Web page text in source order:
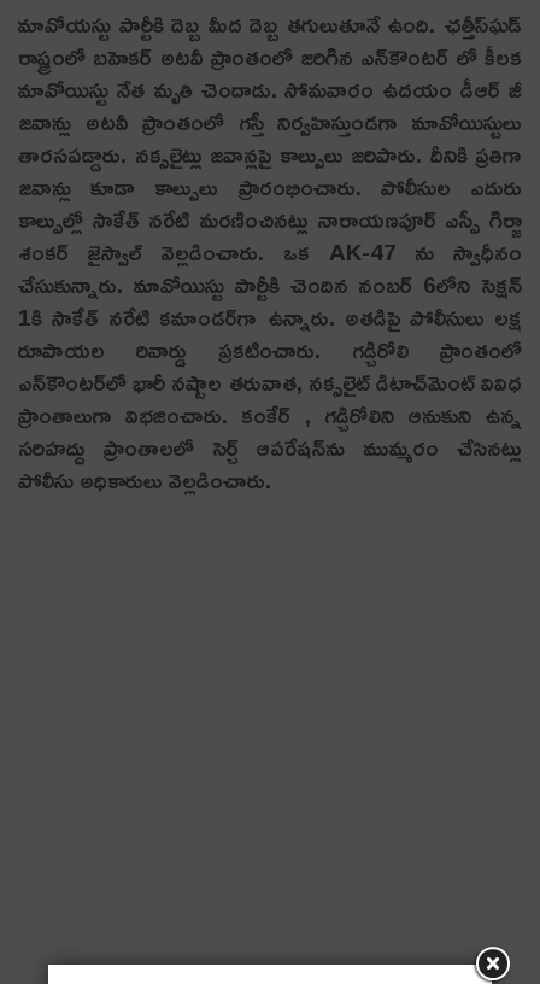
మావోయ‌స్టు పార్టీకి దెబ్బ మీద దెబ్బ త‌గులుతూనే ఉంది. ఛ‌త్తీస్‌ఘ‌డ్
రాష్ట్రంలో బ‌హెక‌ర్ అట‌వీ ప్రాంతంలో జ‌రిగిన ఎన్‌కౌంట‌ర్ లో కీల‌క
మావోయిస్టు నేత మృతి చెందాడు. సోమ‌వారం ఉద‌యం డీఆర్ జీ
జ‌వాన్లు అట‌వీ ప్రాంతంలో గ‌స్తీ నిర్వ‌హిస్తుండ‌గా మావోయిస్టులు
తార‌స‌ప‌డ్డారు. నక్సలైట్లు జవాన్లపై కాల్పులు జరిపారు. దీనికి ప్రతిగా
జవాన్లు కూడా కాల్పులు ప్రారంభించారు. పోలీసుల ఎదురు
కాల్పుల్లో సాకేత్ న‌రేటి మ‌ర‌ణించిన‌ట్లు నారాయణపూర్ ఎస్పీ గిర్జా
శంకర్ జైస్వాల్ వెల్ల‌డించారు. ఒక AK-47 ను స్వాధీనం
చేసుకున్నారు. మావోయిస్టు పార్టీకి చెందిన నంబర్ 6లోని సెక్షన్
1కి సాకేత్ నరేటి కమాండర్‌గా ఉన్నారు. అతడిపై పోలీసులు లక్ష
రూపాయల రివార్డు ప్రకటించారు. గడ్చిరోలి ప్రాంతంలో
ఎన్‌కౌంటర్‌లో భారీ నష్టాల తరువాత, నక్సలైట్ డిటాచ్‌మెంట్ వివిధ
ప్రాంతాలుగా విభజించారు. కంకేర్ , గడ్చిరోలిని ఆనుకుని ఉన్న
సరిహద్దు ప్రాంతాలలో సెర్చ్ ఆపరేషన్‌ను ముమ్మరం చేసిన‌ట్లు
పోలీసు అధికారులు వెల్ల‌డించారు.